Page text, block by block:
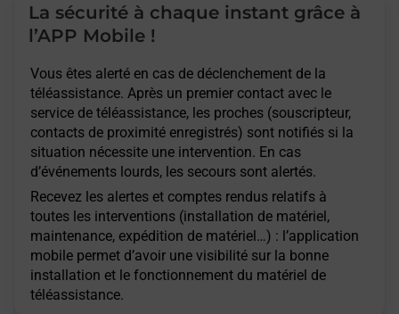
La sécurité à chaque instant grâce à
l’APP Mobile !
Vous êtes alerté en cas de déclenchement de la
téléassistance. Après un premier contact avec le
service de téléassistance, les proches (souscripteur,
contacts de proximité enregistrés) sont notifiés si la
situation nécessite une intervention. En cas
d’événements lourds, les secours sont alertés.
Recevez les alertes et comptes rendus relatifs à
toutes les interventions (installation de matériel,
maintenance, expédition de matériel…) : l’application
mobile permet d’avoir une visibilité sur la bonne
installation et le fonctionnement du matériel de
téléassistance.